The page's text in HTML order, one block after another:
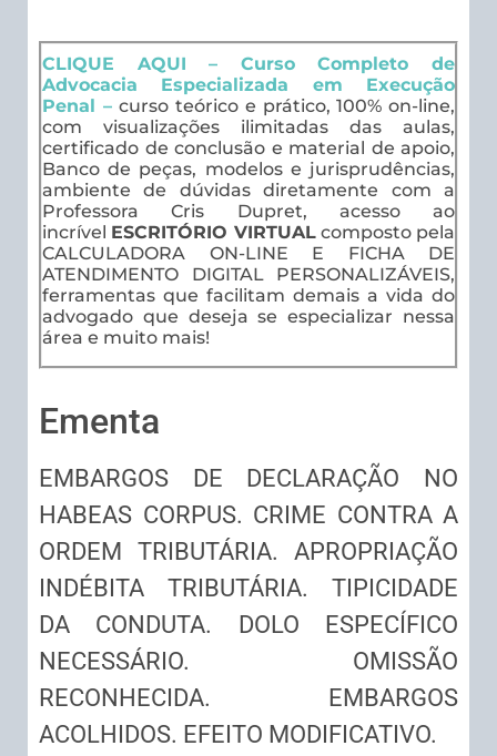
CLIQUE AQUI – Curso Completo de
Advocacia Especializada em Execução
Penal –curso teórico e prático, 100% on-line,
com visualizações ilimitadas das aulas,
certificado de conclusão e material de apoio,
Banco de peças, modelos e jurisprudências,
ambiente de dúvidas diretamente com a
Professora Cris Dupret, acesso ao
incrível ESCRITÓRIO VIRTUALcomposto pela
CALCULADORA ON-LINE E FICHA DE
ATENDIMENTO DIGITAL PERSONALIZÁVEIS,
ferramentas que facilitam demais a vida do
advogado que deseja se especializar nessa
área e muito mais!
Ementa
EMBARGOS DE DECLARAÇÃO NO
HABEAS CORPUS. CRIME CONTRA A
ORDEM TRIBUTÁRIA. APROPRIAÇÃO
INDÉBITA TRIBUTÁRIA. TIPICIDADE
DA CONDUTA. DOLO ESPECÍFICO
NECESSÁRIO. OMISSÃO
RECONHECIDA. EMBARGOS
ACOLHIDOS. EFEITO MODIFICATIVO.